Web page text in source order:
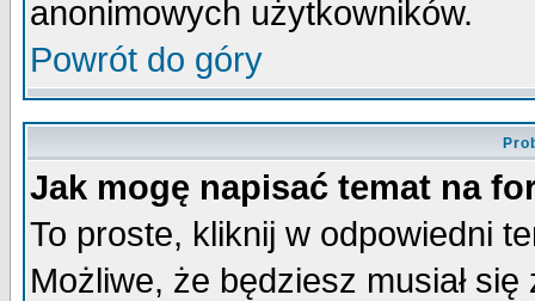
anonimowych użytkowników.
Powrót do góry
Jak mogę napisać temat na
To proste, kliknij w odpowiedni
Możliwe, że będziesz musiał